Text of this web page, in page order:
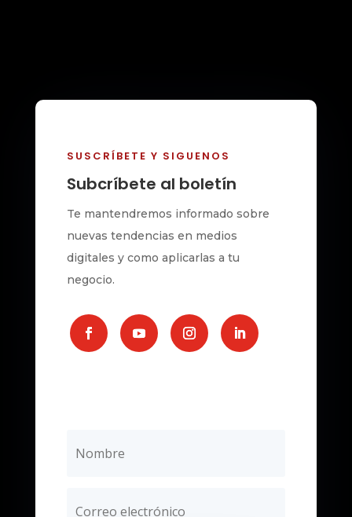
SUSCRÍBETE Y SIGUENOS
Subcríbete al boletín
Te mantendremos informado sobre
nuevas tendencias en medios
digitales y como aplicarlas a tu
negocio.